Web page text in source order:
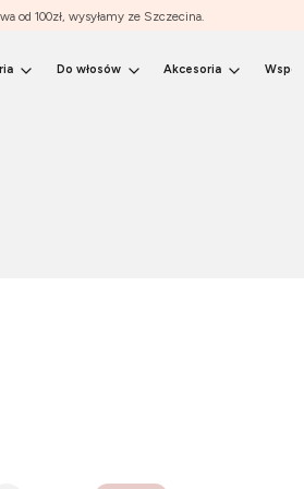
od 100zł, wysyłamy ze Szczecina.
Do włosów Akcesoria